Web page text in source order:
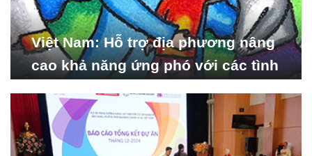
Việt Nam: Hỗ trợ địa phương nâng
cao khả năng ứng phó với các tình